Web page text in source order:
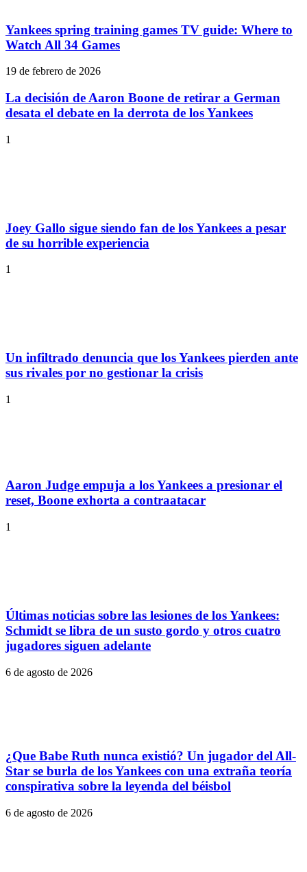
Yankees spring training games TV guide: Where to
Watch All 34 Games
19 de febrero de 2026
La decisión de Aaron Boone de retirar a German
desata el debate en la derrota de los Yankees
1
Joey Gallo sigue siendo fan de los Yankees a pesar
de su horrible experiencia
1
Un infiltrado denuncia que los Yankees pierden ante
sus rivales por no gestionar la crisis
1
Aaron Judge empuja a los Yankees a presionar el
reset, Boone exhorta a contraatacar
1
Últimas noticias sobre las lesiones de los Yankees:
Schmidt se libra de un susto gordo y otros cuatro
jugadores siguen adelante
6 de agosto de 2026
¿Que Babe Ruth nunca existió? Un jugador del All-
Star se burla de los Yankees con una extraña teoría
conspirativa sobre la leyenda del béisbol
6 de agosto de 2026